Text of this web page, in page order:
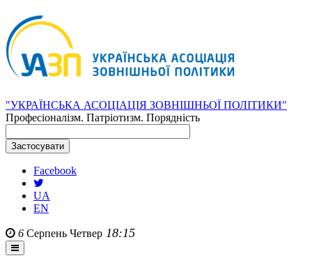
"УКРАЇНСЬКА АСОЦІАЦІЯ ЗОВНІШНЬОЇ ПОЛІТИКИ"
Професіоналізм. Патріотизм. Порядність
Facebook
UA
EN
6 Серпень Четвер 18:15